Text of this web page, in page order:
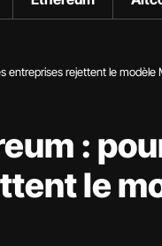
entreprises rejettent le modèle
:
le